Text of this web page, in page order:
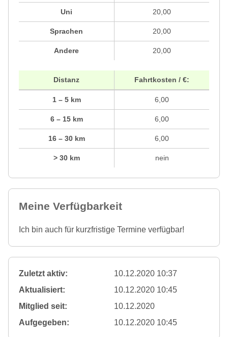
Uni
Sprachen
Andere
20,00
20,00
20,00
Distanz
1 – 5 km
6 – 15 km
16 – 30 km
> 30 km
Fahrtkosten / €:
6,00
6,00
6,00
nein
Meine Verfügbarkeit
Ich bin auch für kurzfristige Termine verfügbar!
Zuletzt aktiv:
10.12.2020 10:37
Aktualisiert:
10.12.2020 10:45
Mitglied seit:
10.12.2020
Aufgegeben:
10.12.2020 10:45